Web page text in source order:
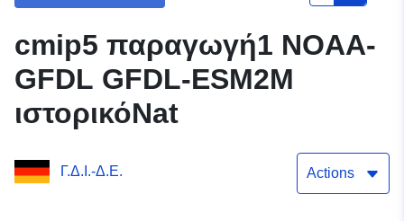
cmip5 παραγωγή1 NOAA-
GFDL GFDL-ESM2M
ιστορικόΝat
Γ.Δ.Ι.-Δ.Ε. Actions